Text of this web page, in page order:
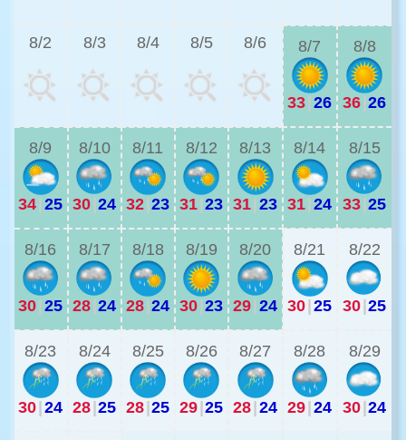
8/2 8/3 8/4 8/5 8/6 8/7
33 26
8/8
36 26
8/9
34 25
8/10
30 24
8/11
32 23
8/12
31 23
8/13
31 23
8/14
31 24
8/15
33 25
8/16
30 25
8/17
28 24
8/18
28 24
8/19
30 23
8/20
29 24
8/21
30 25
8/22
30 25
8/23
30 24
8/24
28 25
8/25
28 25
8/26
29 25
8/27
28 24
8/28
29 24
8/29
30 24